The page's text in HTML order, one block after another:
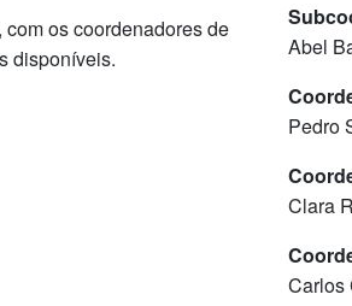
com os coordenadores de
disponíveis.
Abel
Pedro
Clara
Carlos